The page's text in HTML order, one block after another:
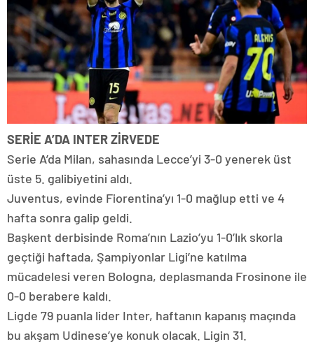
SERİE A’DA INTER ZİRVEDE
Serie A’da Milan, sahasında Lecce’yi 3-0 yenerek üst
üste 5. galibiyetini aldı.
Juventus, evinde Fiorentina’yı 1-0 mağlup etti ve 4
hafta sonra galip geldi.
Başkent derbisinde Roma’nın Lazio’yu 1-0’lık skorla
geçtiği haftada, Şampiyonlar Ligi’ne katılma
mücadelesi veren Bologna, deplasmanda Frosinone ile
0-0 berabere kaldı.
Ligde 79 puanla lider Inter, haftanın kapanış maçında
bu akşam Udinese’ye konuk olacak. Ligin 31.